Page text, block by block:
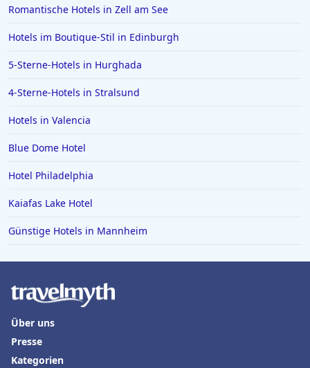
Romantische Hotels in Zell am See
Hotels im Boutique-Stil in Edinburgh
5-Sterne-Hotels in Hurghada
4-Sterne-Hotels in Stralsund
Hotels in Valencia
Blue Dome Hotel
Hotel Philadelphia
Kaiafas Lake Hotel
Günstige Hotels in Mannheim
Über uns
Presse
Kategorien